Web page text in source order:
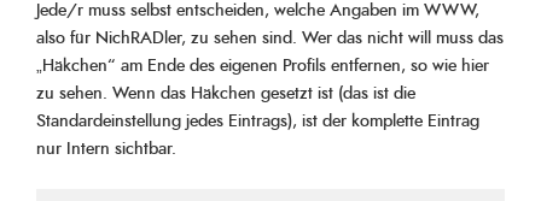
Jede/r muss selbst entscheiden, welche Angaben im WWW,
also für NichRADler, zu sehen sind. Wer das nicht will muss das
„Häkchen“ am Ende des eigenen Profils entfernen, so wie hier
zu sehen. Wenn das Häkchen gesetzt ist (das ist die
Standardeinstellung jedes Eintrags), ist der komplette Eintrag
nur Intern sichtbar.